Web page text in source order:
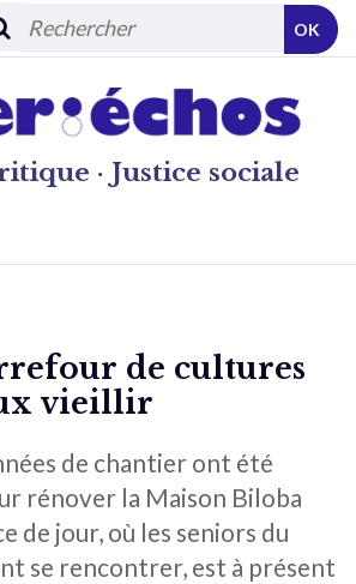
· Justice sociale
OK
de cultures
vieillir
de chantier ont été
rénover la Maison Biloba
de jour, où les seniors du
se rencontrer, est à présent